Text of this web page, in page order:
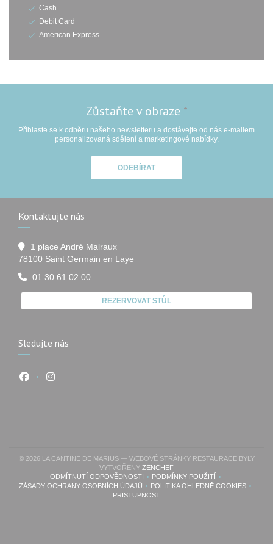
Cash
Debit Card
American Express
Zůstaňte v obraze *
Přihlaste se k odběru našeho newsletteru a dostávejte od nás e-mailem
personalizovaná sdělení a marketingové nabídky.
ODEBÍRAT
Kontaktujte nás
1 place André Malraux
78100 Saint Germain en Laye
01 30 61 02 00
REZERVOVAT STŮL
Sledujte nás
Facebook ((otevře se v novém okně))
Instagram ((otevře se v novém okně))
© 2026 LA CANTINE DE MARIUS — WEBOVÉ STRÁNKY RESTAURACE BYLY
VYTVOŘENY ZENCHEF((OTEVŘE SE V NOVÉM OKNĚ))
ODMÍTNUTÍ ODPOVĚDNOSTI((OTEVŘE SE V NOVÉM OKNĚ))
PODMÍNKY POUŽITÍ((OTEVŘE SE V NOVÉM
ZÁSADY OCHRANY OSOBNÍCH ÚDAJŮ
((OTEVŘE SE V NOVÉM OKNĚ))POLITIKA OHLEDNĚ COOKIES
((OTEVŘE SE V
PRISTUPNOST((OTEVŘE SE V NOVÉM OKNĚ))